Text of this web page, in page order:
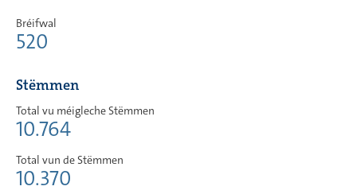
Bréifwal
520
Stëmmen
Total vu méigleche Stëmmen
10.764
Total vun de Stëmmen
10.370